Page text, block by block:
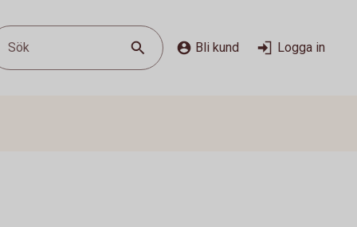
Sök Bli kund Logga in